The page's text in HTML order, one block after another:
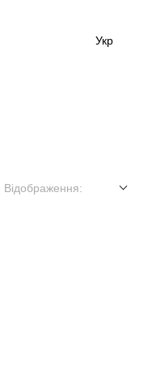
Укр
Відображення: